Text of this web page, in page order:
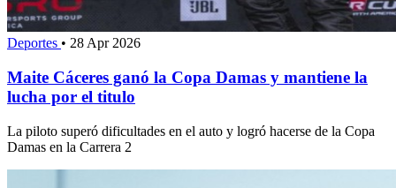
Deportes • 28 Apr 2026
Maite Cáceres ganó la Copa Damas y mantiene la
lucha por el titulo
La piloto superó dificultades en el auto y logró hacerse de la Copa
Damas en la Carrera 2